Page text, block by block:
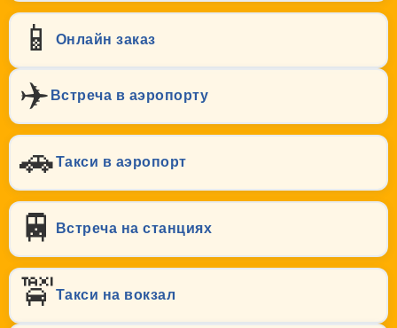
📱 Онлайн заказ
✈️ Встреча в аэропорту
🚗Такси в аэропорт
🚆 Встреча на станциях
🚖Такси на вокзал